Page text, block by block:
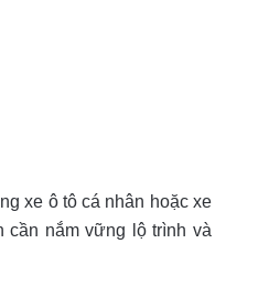
xe ô tô cá nhân hoặc xe
cần nắm vững lộ trình và